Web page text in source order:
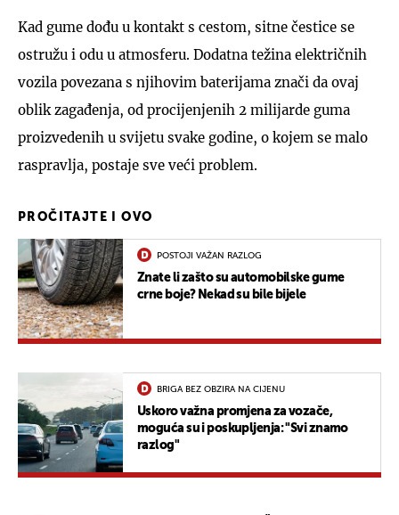
Kad gume dođu u kontakt s cestom, sitne čestice se
ostružu i odu u atmosferu. Dodatna težina električnih
vozila povezana s njihovim baterijama znači da ovaj
oblik zagađenja, od procijenjenih 2 milijarde guma
proizvedenih u svijetu svake godine, o kojem se malo
raspravlja, postaje sve veći problem.
PROČITAJTE I OVO
POSTOJI VAŽAN RAZLOG
Znate li zašto su automobilske gume
crne boje? Nekad su bile bijele
BRIGA BEZ OBZIRA NA CIJENU
Uskoro važna promjena za vozače,
moguća su i poskupljenja: "Svi znamo
razlog"